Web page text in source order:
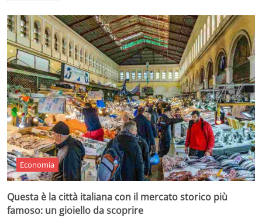
Economia
Questa è la città italiana con il mercato storico più
famoso: un gioiello da scoprire